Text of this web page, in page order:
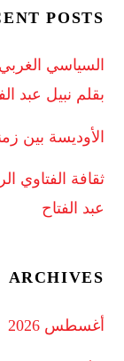
POSTS
السياسي
بقلم نبيل عبد
الأوديسة بين
ثقافة الفتاوي
عبد الفتاح
ARCHIVES
أغسطس 2026